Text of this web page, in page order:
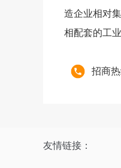
造企业相对
相配套的工业
招商
友情链接：